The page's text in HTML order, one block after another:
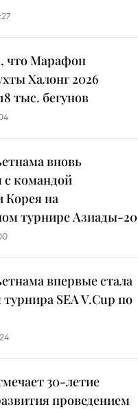
что Марафон
Халонг 2026
тыс. бегунов
вновь
с командой
Корея на
турнире Азиады-20
впервые стала
SEA V.Cup по
30-летие
проведением